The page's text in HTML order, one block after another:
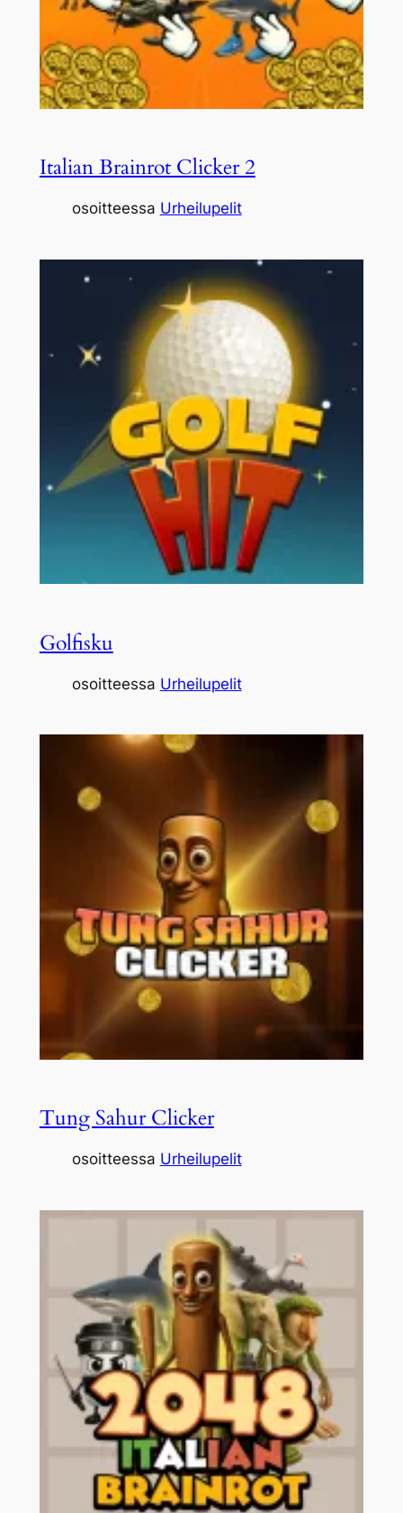
Italian Brainrot Clicker 2
osoitteessa Urheilupelit
Golfisku
osoitteessa Urheilupelit
Tung Sahur Clicker
osoitteessa Urheilupelit